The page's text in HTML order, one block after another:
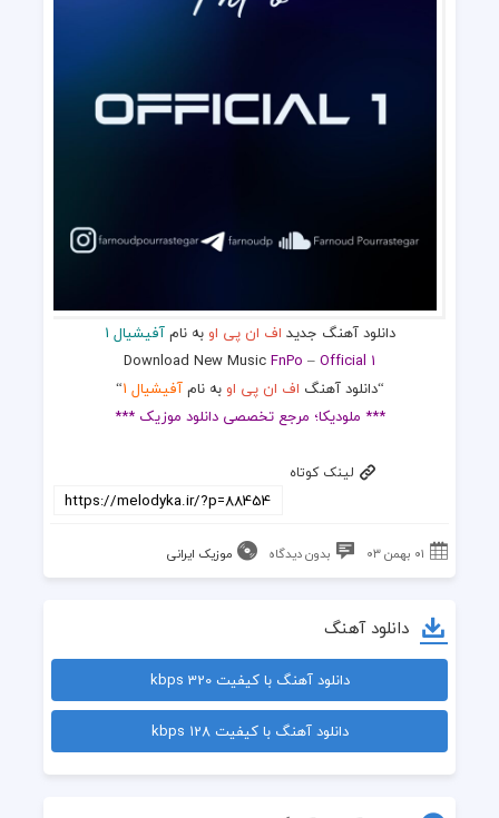
دانلود آهنگ جدید اف ان پی او به نامآفیشیال 1
Download New MusicFnPo –Official 1
“دانلود آهنگ اف ان پی او به نامآفیشیال 1 “
*** ملودیکا؛ مرجع تخصصی دانلود موزیک ***
لینک کوتاه
۰۱ بهمن ۰۳ بدون دیدگاه موزیک ایرانی
دانلود آهنگ
دانلود آهنگ با کیفیت 320 kbps
دانلود آهنگ با کیفیت 128 kbps